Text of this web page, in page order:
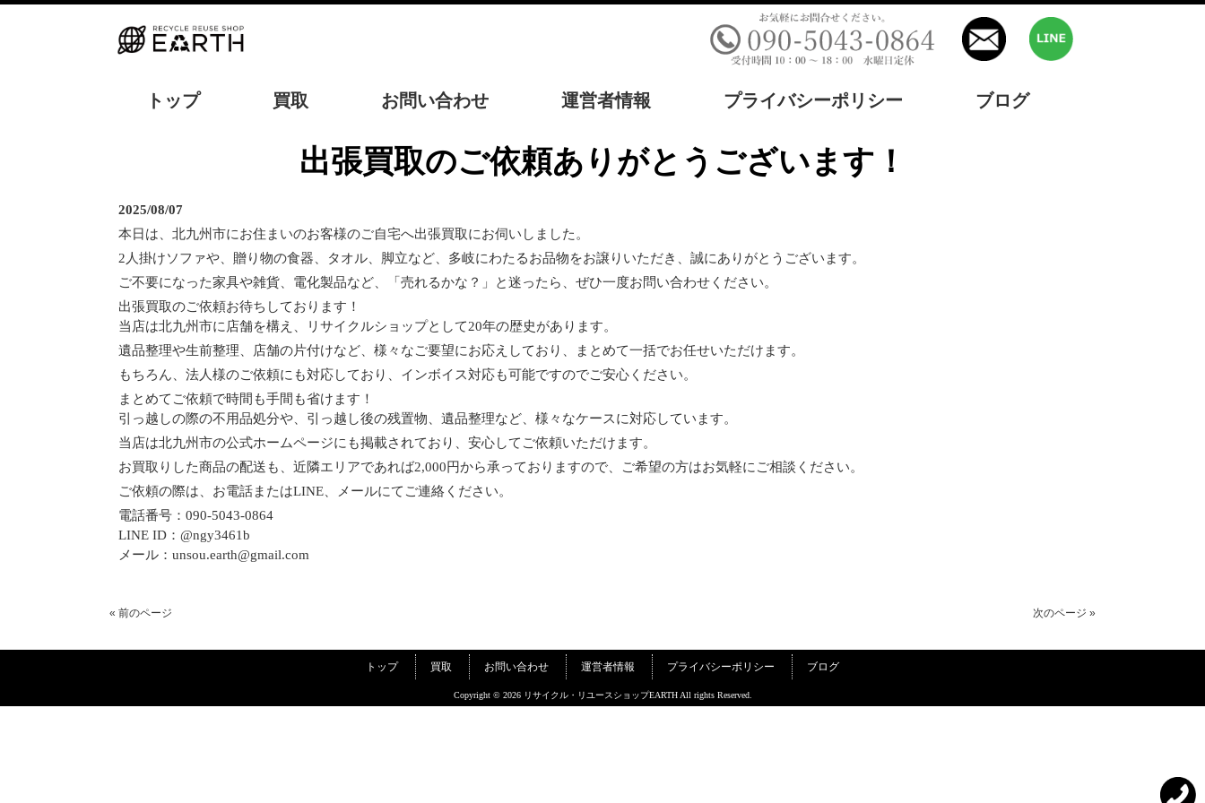
トップ 買取 お問い合わせ 運営者情報 プライバシーポリシー ブログ
出張買取のご依頼ありがとうございます！
2025/08/07
本日は、北九州市にお住まいのお客様のご自宅へ出張買取にお伺いしました。
2人掛けソファや、贈り物の食器、タオル、脚立など、多岐にわたるお品物をお譲りいただき、誠にありがとうございます。
ご不要になった家具や雑貨、電化製品など、「売れるかな？」と迷ったら、ぜひ一度お問い合わせください。
出張買取のご依頼お待ちしております！
当店は北九州市に店舗を構え、リサイクルショップとして20年の歴史があります。
遺品整理や生前整理、店舗の片付けなど、様々なご要望にお応えしており、まとめて一括でお任せいただけます。
もちろん、法人様のご依頼にも対応しており、インボイス対応も可能ですのでご安心ください。
まとめてご依頼で時間も手間も省けます！
引っ越しの際の不用品処分や、引っ越し後の残置物、遺品整理など、様々なケースに対応しています。
当店は北九州市の公式ホームページにも掲載されており、安心してご依頼いただけます。
お買取りした商品の配送も、近隣エリアであれば2,000円から承っておりますので、ご希望の方はお気軽にご相談ください。
ご依頼の際は、お電話またはLINE、メールにてご連絡ください。
電話番号：090-5043-0864
LINE ID：@ngy3461b
メール：unsou.earth@gmail.com
« 前のページ 次のページ »
トップ 買取 お問い合わせ 運営者情報 プライバシーポリシー ブログ
Copyright © 2026 リサイクル・リユースショップEARTH All rights Reserved.